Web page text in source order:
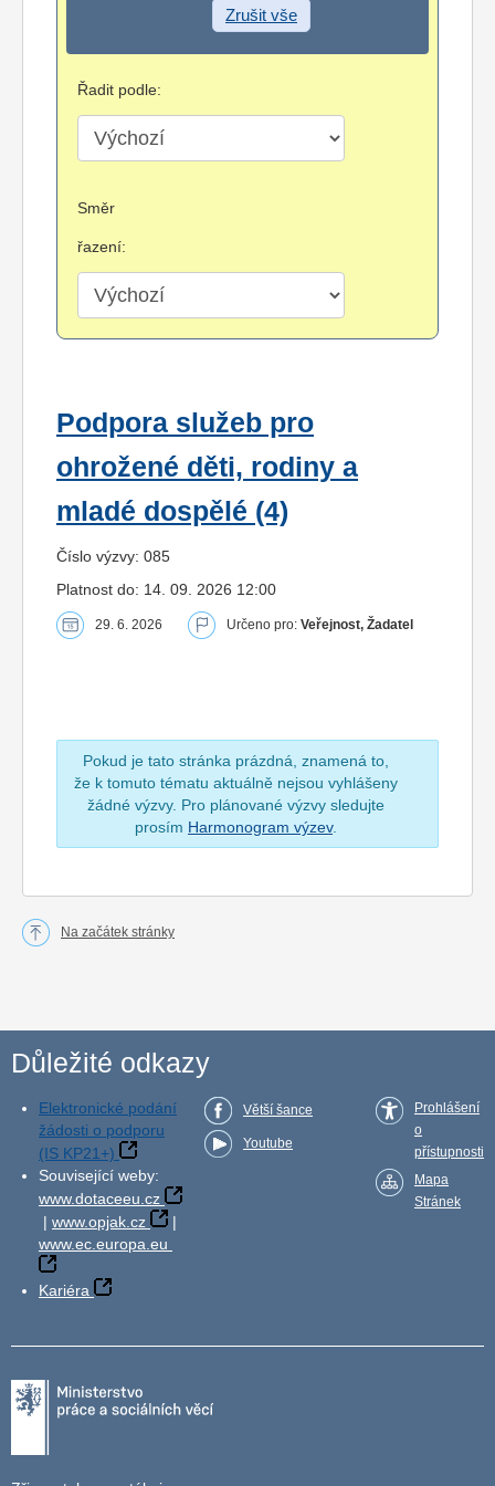
Zrušit vše
Řadit podle:
Směr
řazení:
Podpora služeb pro
ohrožené děti, rodiny a
mladé dospělé (4)
Číslo výzvy: 085
Platnost do: 14. 09. 2026 12:00
29. 6. 2026 Určeno pro: Veřejnost, Žadatel
Pokud je tato stránka prázdná, znamená to,
že k tomuto tématu aktuálně nejsou vyhlášeny
žádné výzvy. Pro plánované výzvy sledujte
prosím Harmonogram výzev.
Na začátek stránky
Důležité odkazy
Elektronické podání
žádosti o podporu
(IS KP21+)
Související weby:
www.dotaceeu.cz
| www.opjak.cz
|
www.ec.europa.eu
Kariéra
Větší šance
Youtube
Prohlášení
o
přístupnosti
Mapa
Stránek